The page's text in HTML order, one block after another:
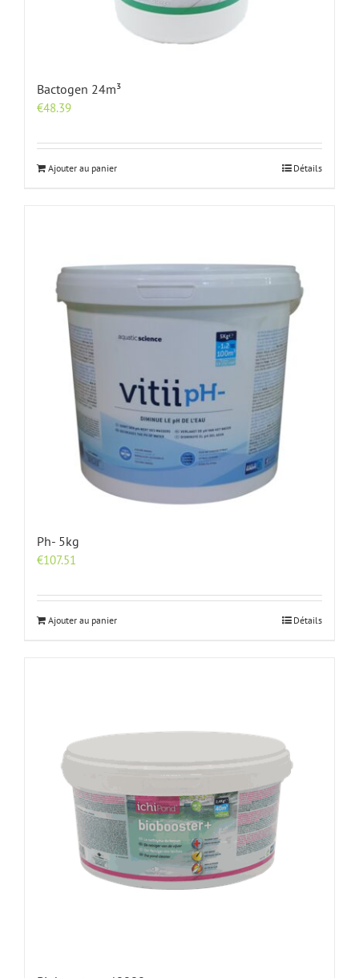
Bactogen 24m³
€48.39
Ajouter au panier Détails
Ph- 5kg
€107.51
Ajouter au panier Détails